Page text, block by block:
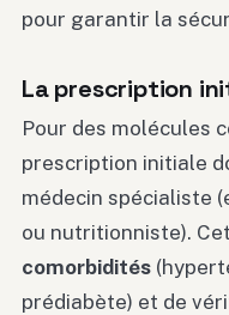
pour garantir la
La prescription
Pour des molécules
prescription initiale
médecin spécialiste
ou nutritionniste).
comorbidités
prédiabète) et de